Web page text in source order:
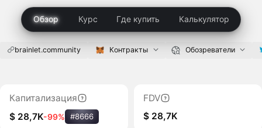
Обзор Курс Где купить Калькулятор
brainlet.community Контракты Обозреватели
Капитализация
$ 28,7K-99% #8666
FDV
$ 28,7K